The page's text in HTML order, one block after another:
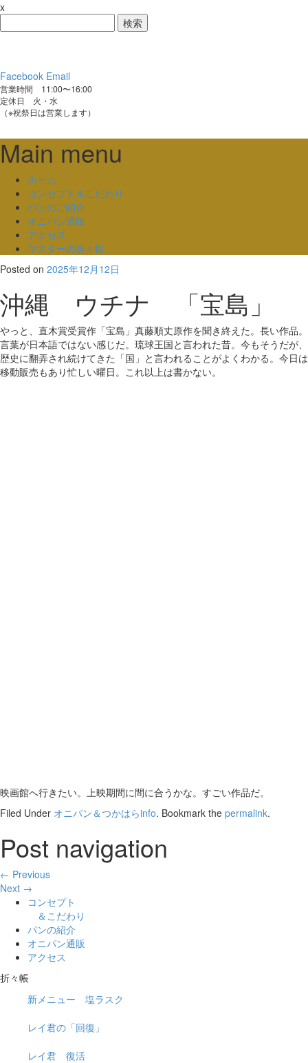
x
索:
Facebook Email
営業時間 11:00〜16:00
定休日 火・水
（※祝祭日は営業します）
Main menu
Skip
content
ホーム
コンセプト＆こだわり
パンのご紹介
オニパン通販
アクセス
マスターの折々帳
Posted on 2025年12月12日
沖縄 ウチナ 「宝島」
やっと、直木賞受賞作「宝島」真藤順丈原作を聞き終えた。長い作品。
言葉が日本語ではない感じだ。琉球王国と言われた昔。今もそうだが、
歴史に翻弄され続けてきた「国」と言われることがよくわかる。今日は
移動販売もあり忙しい曜日。これ以上は書かない。
映画館へ行きたい。上映期間に間に合うかな。すごい作品だ。
Filed Under オニパン＆つかはらinfo. Bookmark the permalink.
Post navigation
← Previous
Next →
コンセプト
＆こだわり
パンの紹介
オニパン通販
アクセス
折々帳
新メニュー 塩ラスク
レイ君の「回復」
レイ君 復活